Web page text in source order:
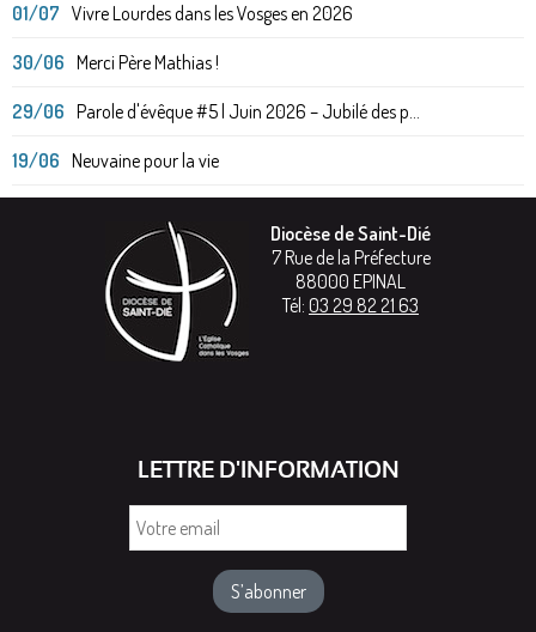
01/07 Vivre Lourdes dans les Vosges en 2026
30/06 Merci Père Mathias !
29/06 Parole d'évêque #5 | Juin 2026 – Jubilé des p...
19/06 Neuvaine pour la vie
Diocèse de Saint-Dié
7 Rue de la Préfecture
88000 EPINAL
Tél: 03 29 82 21 63
LETTRE D'INFORMATION